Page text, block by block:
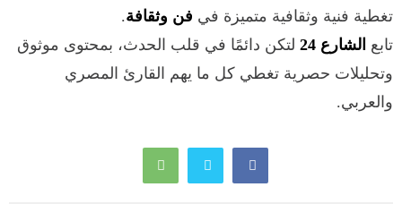
تغطية فنية وثقافية متميزة في فن وثقافة.
تابع الشارع 24
لتكن دائمًا في قلب الحدث، بمحتوى موثوق
وتحليلات حصرية تغطي كل ما يهم القارئ المصري
والعربي.